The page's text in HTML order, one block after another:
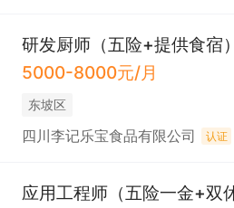
研发厨师（五险+提供食宿
5000-8000元/月
东坡区
四川李记乐宝食品有限公司 认证
应用工程师（五险一金+双